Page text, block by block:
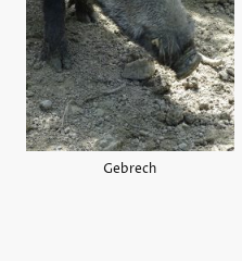
Gebrech